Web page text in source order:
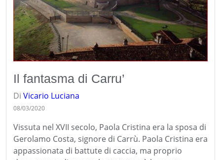
Il fantasma di Carru’
Di Vicario Luciana
08/03/2020
Vissuta nel XVII secolo, Paola Cristina era la sposa di
Gerolamo Costa, signore di Carrù. Paola Cristina era
appassionata di battute di caccia, ma proprio